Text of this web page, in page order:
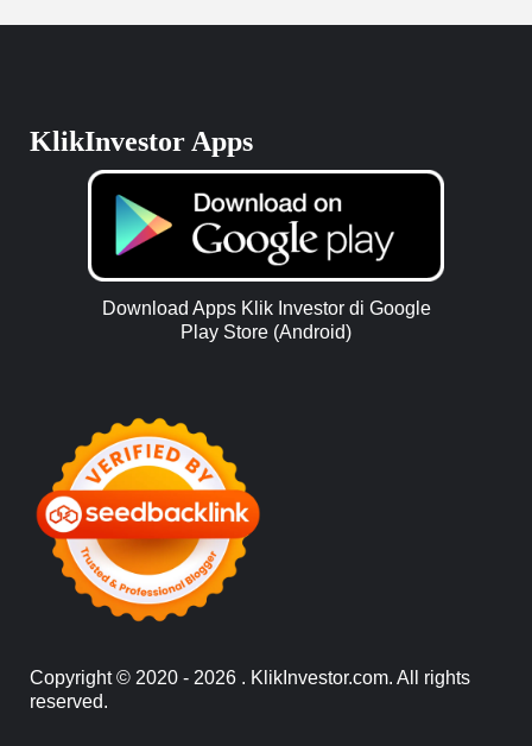
KlikInvestor Apps
Download Apps Klik Investor di Google
Play Store (Android)
Copyright © 2020 - 2026 . KlikInvestor.com. All rights
reserved.